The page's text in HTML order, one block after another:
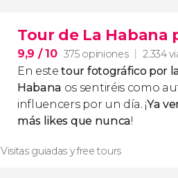
Tour de La Habana
9,9 / 10 375 opiniones 2.334
En estetour fotográfico por
Habana os sentiréis como
influencers por un día. ¡Ya
más likes que nunca!
Visitas guiadas y free tours